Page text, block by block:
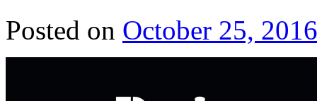
Posted on October 25, 2016